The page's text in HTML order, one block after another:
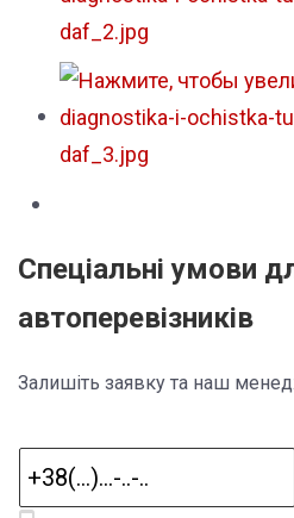
Спеціальні умови
автоперевізників
Залишіть заявку та наш